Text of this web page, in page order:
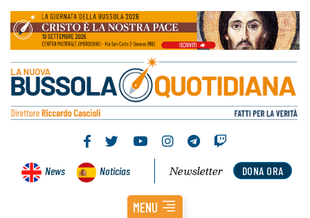
News Noticias DONA ORA
Newsletter
MENU